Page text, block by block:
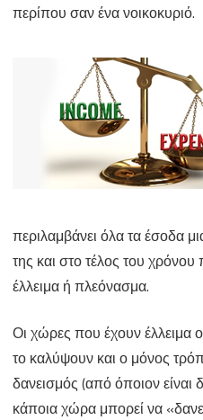
περίπου σαν ένα νοικοκυριό.
περιλαμβάνει όλα τα έσοδα
της και στο τέλος του χρόνου
έλλειμα ή πλεόνασμα.
Οι χώρες που έχουν έλλειμα
το καλύψουν και ο μόνος
δανεισμός (από όποιον είναι
κάποια χώρα μπορεί να